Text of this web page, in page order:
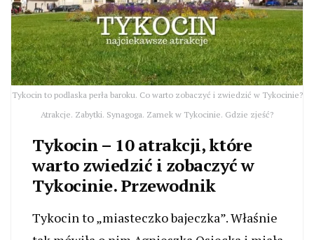
Tykocin to podlaska perła baroku. Co warto zobaczyć i zwiedzić w Tykocinie?
Atrakcje. Zabytki. Synagoga. Zamek w Tykocinie. Gdzie zjeść?
Tykocin – 10 atrakcji, które
warto zwiedzić i zobaczyć w
Tykocinie. Przewodnik
Tykocin to „miasteczko bajeczka”. Właśnie